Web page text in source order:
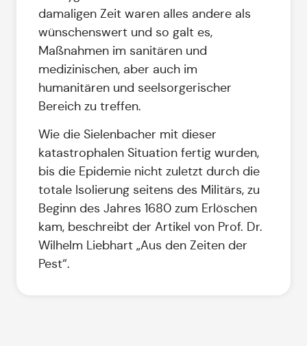
damaligen Zeit waren alles andere als
wünschenswert und so galt es,
Maßnahmen im sanitären und
medizinischen, aber auch im
humanitären und seelsorgerischer
Bereich zu treffen.
Wie die Sielenbacher mit dieser
katastrophalen Situation fertig wurden,
bis die Epidemie nicht zuletzt durch die
totale Isolierung seitens des Militärs, zu
Beginn des Jahres 1680 zum Erlöschen
kam, beschreibt der Artikel von Prof. Dr.
Wilhelm Liebhart „Aus den Zeiten der
Pest“.